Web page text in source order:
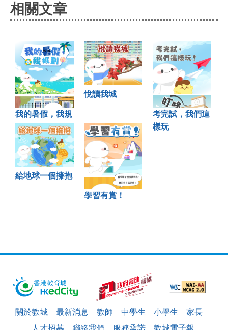
相關文章
我的暑假，我規
劃
悅讀我城
考完試，我們這
樣玩
給地球一個擁抱
學習有賞！
關於教城 最新消息 教師 中學生 小學生
家長
人才招募
聯絡我們 服務承諾 教城電子報